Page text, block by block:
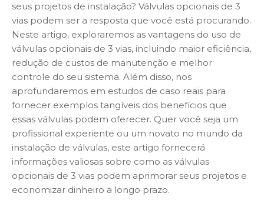
seus projetos de instalação? Válvulas opcionais de 3
vias podem ser a resposta que você está procurando.
Neste artigo, exploraremos as vantagens do uso de
válvulas opcionais de 3 vias, incluindo maior eficiência,
redução de custos de manutenção e melhor
controle do seu sistema. Além disso, nos
aprofundaremos em estudos de caso reais para
fornecer exemplos tangíveis dos benefícios que
essas válvulas podem oferecer. Quer você seja um
profissional experiente ou um novato no mundo da
instalação de válvulas, este artigo fornecerá
informações valiosas sobre como as válvulas
opcionais de 3 vias podem aprimorar seus projetos e
economizar dinheiro a longo prazo.